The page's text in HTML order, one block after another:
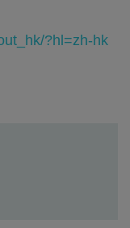
?hl=zh-hk